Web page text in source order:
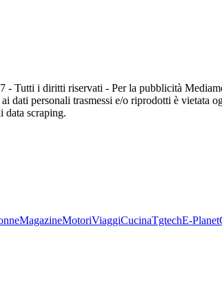
- Tutti i diritti riservati - Per la pubblicità
dati personali trasmessi e/o riprodotti è vietata
data scraping.
MagazineMotoriViaggiCucinaTgtechE-Planet